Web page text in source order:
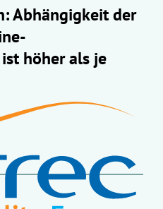
Abhängigkeit der
höher als je